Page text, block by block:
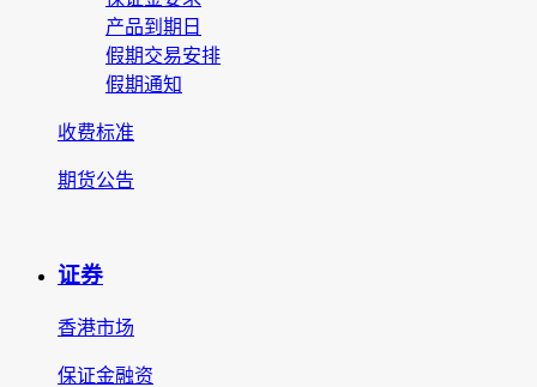
产品到期日
假期交易安排
假期通知
收费标准
期货公告
证券
香港市场
保证金融资